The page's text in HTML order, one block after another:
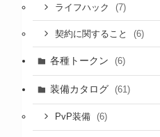
ライフハック (7)
契約に関すること (6)
各種トークン (6)
装備カタログ (61)
PvP装備 (6)